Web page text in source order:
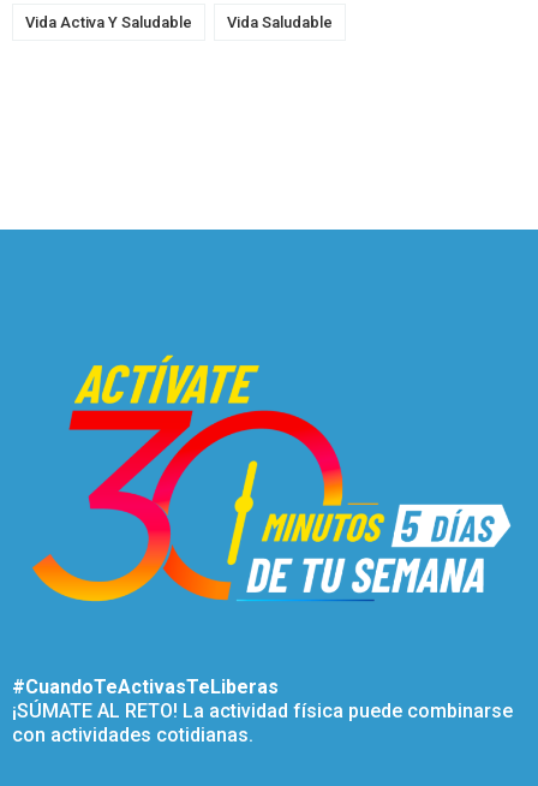
Vida Activa Y Saludable Vida Saludable
#CuandoTeActivasTeLiberas
¡SÚMATE AL RETO! La actividad física puede combinarse
con actividades cotidianas.